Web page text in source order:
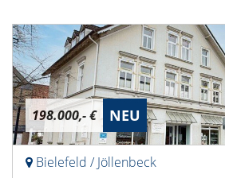
198.000,- € NEU
Bielefeld / Jöllenbeck